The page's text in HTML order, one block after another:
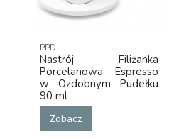
PPD
Nastrój Filiżanka
Porcelanowa Espresso
w Ozdobnym Pudełku
90 ml
Zobacz